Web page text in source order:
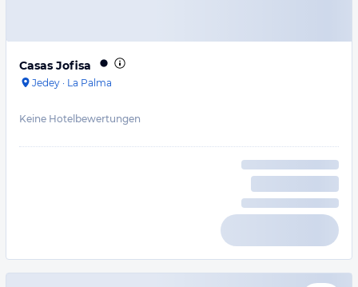
Casas Jofisa
Jedey · La Palma
Keine Hotelbewertungen